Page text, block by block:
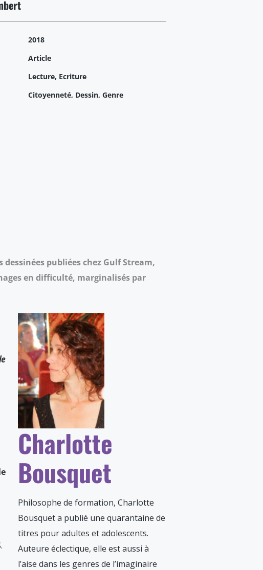
2018
Article
Lecture, Ecriture
Citoyenneté, Dessin, Genre
publiées chez Gulf Stream,
en difficulté, marginalisés par
Charlotte
Bousquet
Philosophe de formation, Charlotte
Bousquet a publié une quarantaine de
titres pour adultes et adolescents.
Auteure éclectique, elle est aussi à
l’aise dans les genres de l’imaginaire